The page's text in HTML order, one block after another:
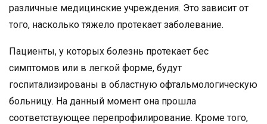
различные медицинские учреждения. Это зависит от
того, насколько тяжело протекает заболевание.
Пациенты, у которых болезнь протекает бес
симптомов или в легкой форме, будут
госпитализированы в областную офтальмологическую
больницу. На данный момент она прошла
соответствующее перепрофилирование. Кроме того,